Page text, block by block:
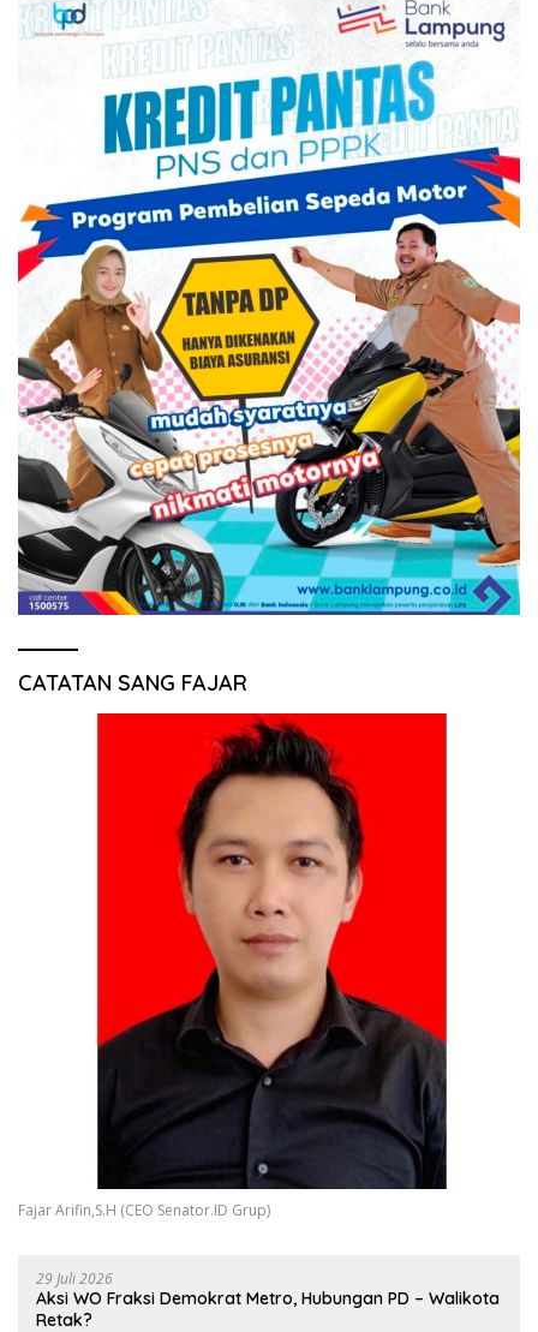
CATATAN SANG FAJAR
Fajar Arifin,S.H (CEO Senator.ID Grup)
29 Juli 2026
Aksi WO Fraksi Demokrat Metro, Hubungan PD – Walikota
Retak?